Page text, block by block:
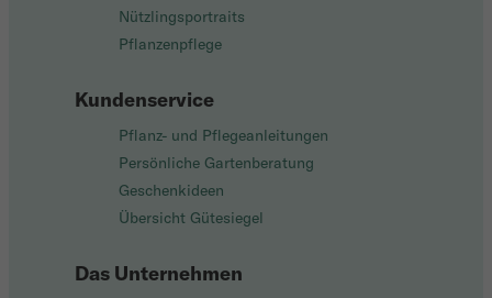
Nützlingsportraits
Pflanzenpflege
Kundenservice
Pflanz- und Pflegeanleitungen
Persönliche Gartenberatung
Geschenkideen
Übersicht Gütesiegel
Das Unternehmen